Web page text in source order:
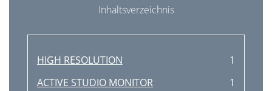
Inhaltsverzeichnis
HIGH RESOLUTION
1
ACTIVE STUDIO MONITOR
1